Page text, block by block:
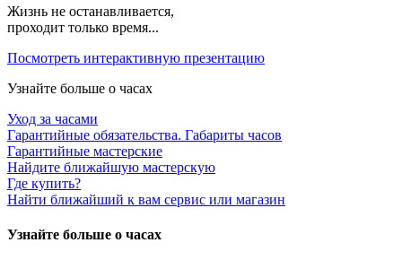
Жизнь не останавливается,
проходит только время...
Посмотреть интерактивную презентацию
Узнайте больше о часах
Уход за часами
Гарантийные обязательства. Габариты часов
Гарантийные мастерские
Найдите ближайшую мастерскую
Где купить?
Найти ближайший к вам сервис или магазин
Узнайте больше о часах